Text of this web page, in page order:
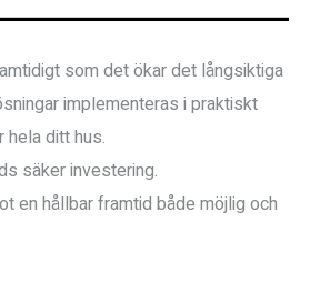
som det ökar det långsiktiga
implementeras i praktiskt
ditt hus.
säker investering.
en hållbar framtid både möjlig och